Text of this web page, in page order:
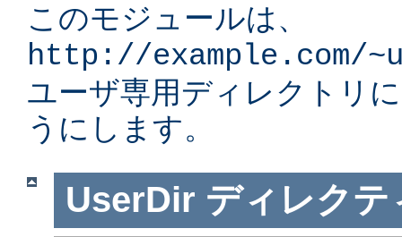
このモジュールは、
http://example.com/
ユーザ専用ディレクトリ
うにします。
UserDir ディレクテ